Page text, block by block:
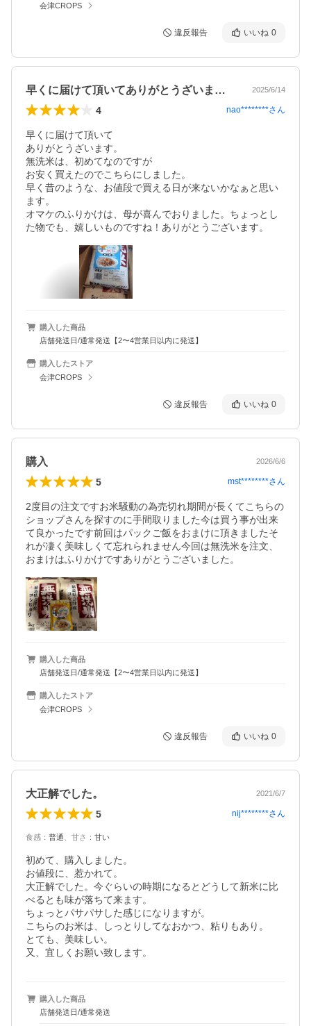
会津CROPS
違反報告 いいね 0
早くに届けて頂いてありがとうざいます。… 2025/6/14
4 nao********さん
早くに届けて頂いて
ありがとうざいます。
無洗米は、初めてなのですが
お安く買えたのでこちらにしました。
早く昔のような、お値段で買える日が来ないかなぁと思い
ます。
オマケのふりかけは、母が喜んでおりました。ちょっとし
購入した商品
店舗発送日/通常発送【2〜4営業日以内に発送】
購入したストア
会津CROPS
違反報告 いいね 0
購入 2026/6/6
5 mst********さん
2度目の注文ですお米騒動の為売切れ期間が長くてこちらの
ショップさんを探すのに手間取りました今は買う事が出来
て良かったです前回はパックご飯をおまけに頂きましたそ
れが凄く美味しくて忘れられません今回は無洗米を注文、
おまけはふりかけですありがとうございました。
購入した商品
店舗発送日/通常発送【2〜4営業日以内に発送】
購入したストア
会津CROPS
違反報告 いいね 0
大正解でした。 2021/6/7
5 nij********さん
食感 ： 普通 甘さ ： 甘い
初めて、購入しました。
お値段に、惹かれて。
大正解でした。今ぐらいの時期になるとどうして新米に比
べるとも味が落ちて来ます。
ちょっとパサパサした感じになりますが。
こちらのお米は、しっとりしてなおかつ、粘りもあり。
とても、美味しい。
又、宜しくお願い致します。
購入した商品
店舗発送日/通常発送